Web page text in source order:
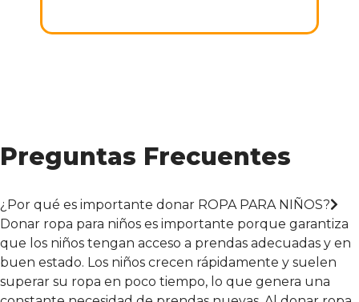
Preguntas Frecuentes
¿Por qué es importante donar ROPA PARA NIÑOS?
Donar ropa para niños es importante porque garantiza
que los niños tengan acceso a prendas adecuadas y en
buen estado. Los niños crecen rápidamente y suelen
superar su ropa en poco tiempo, lo que genera una